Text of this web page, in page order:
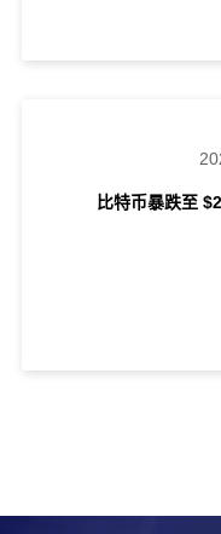
比特币暴跌至